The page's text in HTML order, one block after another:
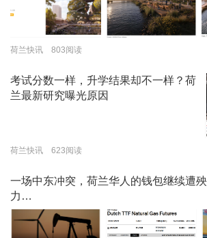
荷兰快讯 803阅读
考试分数一样，升学结果却不一样？荷
兰最新研究曝光原因
荷兰快讯 623阅读
一场中东冲突，荷兰华人的钱包继续遭
力…